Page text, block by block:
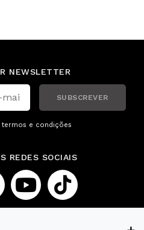
NEWSLETTER
SUBSCREVER
termos e condições
REDES SOCIAIS